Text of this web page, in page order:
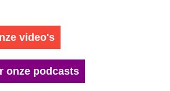
video's
onze podcasts